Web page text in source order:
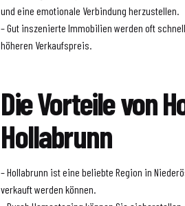
und eine emotionale Verbindung herzustellen.
– Gut inszenierte Immobilien werden oft
höheren Verkaufspreis.
Die Vorteile von
Hollabrunn
– Hollabrunn ist eine beliebte Region in
verkauft werden können.